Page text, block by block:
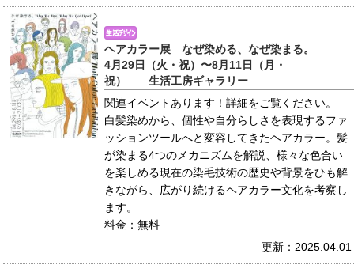
ヘアカラー展 なぜ染める、なぜ染まる。
4月29日（火・祝）〜8月11日（月・
祝） 生活工房ギャラリー
関連イベントあります！詳細をご覧ください。
白髪染めから、個性や自分らしさを表現するファ
ッションツールへと変容してきたヘアカラー。髪
が染まる4つのメカニズムを解説、様々な色合い
を楽しめる現在の染毛技術の歴史や背景をひも解
きながら、広がり続けるヘアカラー文化を考察し
ます。
料金：無料
更新：2025.04.01